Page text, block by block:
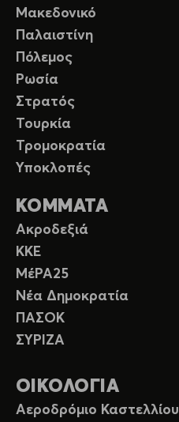
Μακεδονικό
Παλαιστίνη
Πόλεμος
Ρωσία
Στρατός
Τουρκία
Τρομοκρατία
Υποκλοπές
ΚΟΜΜΑΤΑ
Ακροδεξιά
ΚΚΕ
ΜέΡΑ25
Νέα Δημοκρατία
ΠΑΣΟΚ
ΣΥΡΙΖΑ
ΟΙΚΟΛΟΓΙΑ
Αεροδρόμιο Καστελλίου